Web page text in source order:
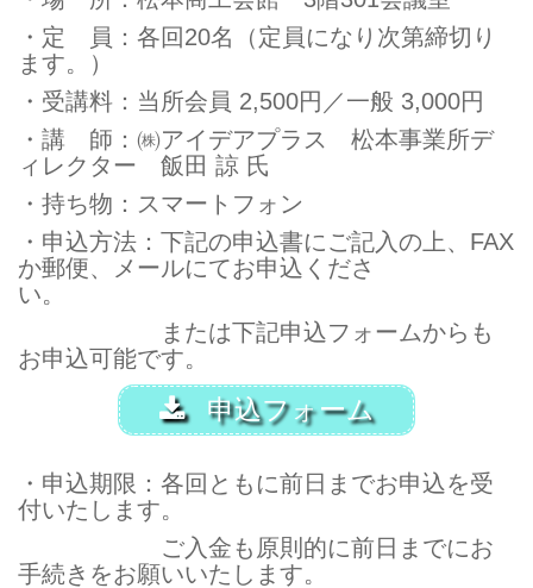
・定 員：各回20名（定員になり次第締切り
ます。）
・受講料：当所会員 2,500円／一般 3,000円
・講 師：㈱アイデアプラス 松本事業所デ
ィレクター 飯田 諒 氏
・持ち物：スマートフォン
・申込方法：下記の申込書にご記入の上、FAX
か郵便、メールにてお申込くださ
い
または下記申込フォームからも
お申込可能です。
申込フォーム
・申込期限：各回ともに前日までお申込を受
付いたします。
ご入金も原則的に前日までにお
手続きをお願いいたします。